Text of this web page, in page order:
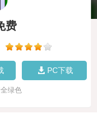
费
PC下载
绿色